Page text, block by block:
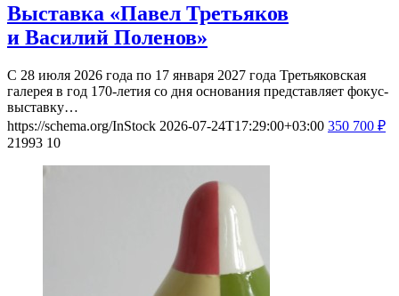
Выставка «Павел Третьяков
и Василий Поленов»
С 28 июля 2026 года по 17 января 2027 года Третьяковская
галерея в год 170-летия со дня основания представляет фокус-
выставку…
https://schema.org/InStock 2026-07-24T17:29:00+03:00 350 700 ₽
21993 10